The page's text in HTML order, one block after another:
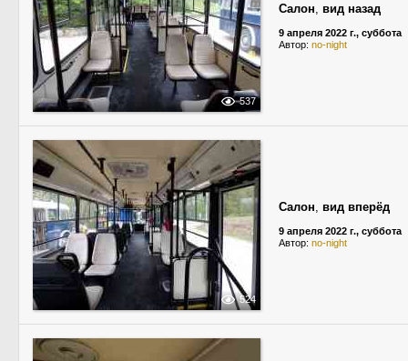
537
Салон, вид назад
9 апреля 2022 г., суббота
Автор: no-night
524
Салон, вид вперёд
9 апреля 2022 г., суббота
Автор: no-night